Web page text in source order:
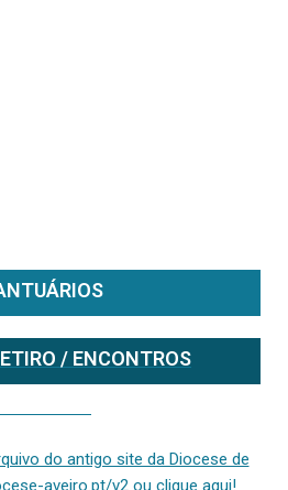
/ ENCONTROS
do antigo site da Diocese de
aveiro.pt/v2 ou clique aqui!